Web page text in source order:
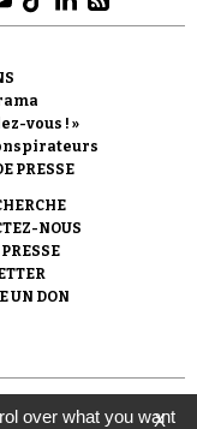
vous ! »
PRESSE
NOUS
UN DON
de
de 1901) avec
X
over what you want